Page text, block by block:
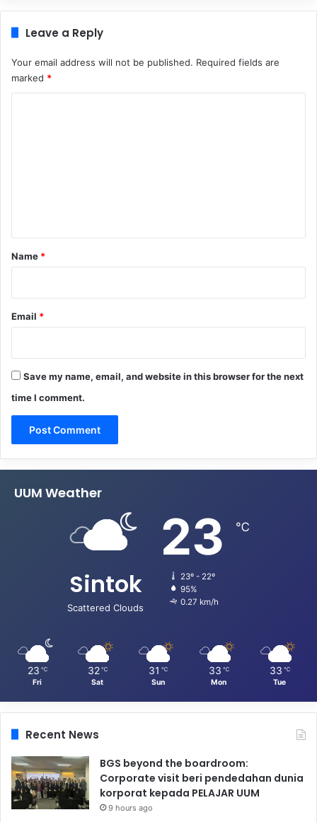
Leave a Reply
Your email address will not be published. Required fields are
marked *
*
Name *
Email *
Save my name, email, and website in this browser for the next
time I comment.
UUM Weather
Sintok
Scattered Clouds
23 ℃
23º - 22º
95%
0.27 km/h
23 ℃
Fri
32 ℃
Sat
31 ℃
Sun
33 ℃
Mon
33 ℃
Tue
Recent News
BGS beyond the boardroom:
Corporate visit beri pendedahan dunia
korporat kepada PELAJAR UUM
9 hours ago